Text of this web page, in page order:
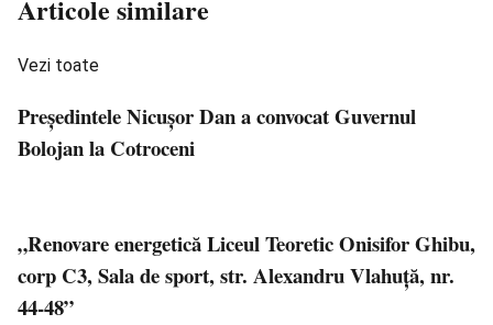
Articole similare
Vezi toate
Președintele Nicușor Dan a convocat Guvernul
Bolojan la Cotroceni
„Renovare energetică Liceul Teoretic Onisifor Ghibu,
corp C3, Sala de sport, str. Alexandru Vlahuță, nr.
44-48”